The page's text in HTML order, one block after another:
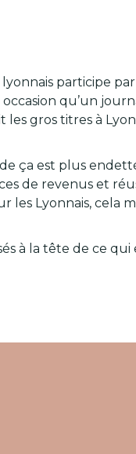
participe
qu’un
gros titres à Lyon
ça est plus
de revenus et
les Lyonnais, cela
à la tête de ce